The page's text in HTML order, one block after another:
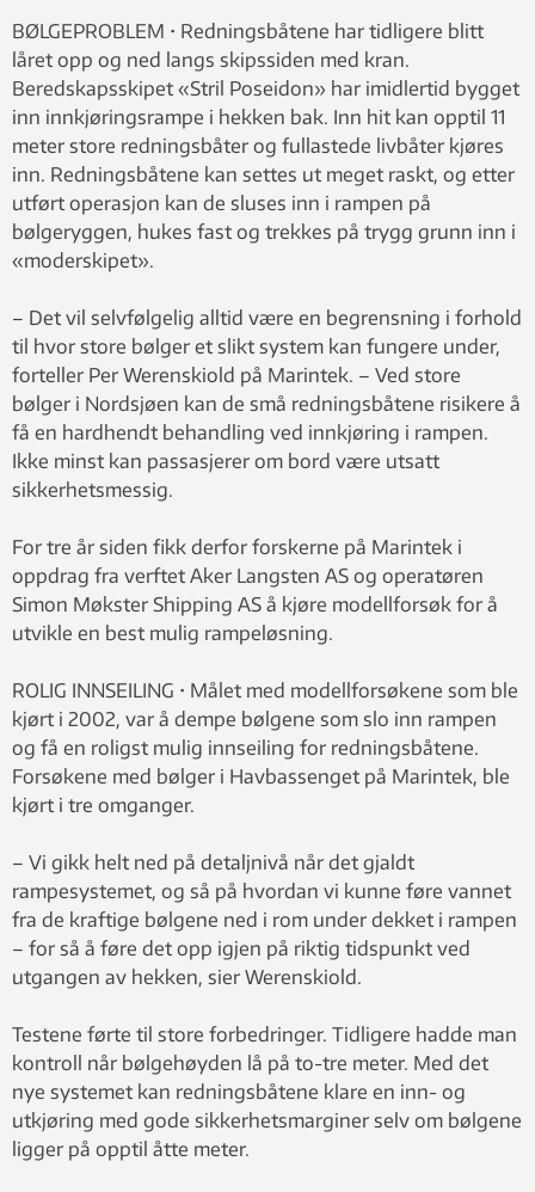
BØLGEPROBLEM • Redningsbåtene har tidligere blitt
låret opp og ned langs skipssiden med kran.
Beredskapsskipet «Stril Poseidon» har imidlertid bygget
inn innkjøringsrampe i hekken bak. Inn hit kan opptil 11
meter store redningsbåter og fullastede livbåter kjøres
inn. Redningsbåtene kan settes ut meget raskt, og etter
utført operasjon kan de sluses inn i rampen på
bølgeryggen, hukes fast og trekkes på trygg grunn inn i
«moderskipet».
– Det vil selvfølgelig alltid være en begrensning i forhold
til hvor store bølger et slikt system kan fungere under,
forteller Per Werenskiold på Marintek. – Ved store
bølger i Nordsjøen kan de små redningsbåtene risikere å
få en hardhendt behandling ved innkjøring i rampen.
Ikke minst kan passasjerer om bord være utsatt
sikkerhetsmessig.
For tre år siden fikk derfor forskerne på Marintek i
oppdrag fra verftet Aker Langsten AS og operatøren
Simon Møkster Shipping AS å kjøre modellforsøk for å
utvikle en best mulig rampeløsning.
ROLIG INNSEILING • Målet med modellforsøkene som ble
kjørt i 2002, var å dempe bølgene som slo inn rampen
og få en roligst mulig innseiling for redningsbåtene.
Forsøkene med bølger i Havbassenget på Marintek, ble
kjørt i tre omganger.
– Vi gikk helt ned på detaljnivå når det gjaldt
rampesystemet, og så på hvordan vi kunne føre vannet
fra de kraftige bølgene ned i rom under dekket i rampen
– for så å føre det opp igjen på riktig tidspunkt ved
utgangen av hekken, sier Werenskiold.
Testene førte til store forbedringer. Tidligere hadde man
kontroll når bølgehøyden lå på to-tre meter. Med det
nye systemet kan redningsbåtene klare en inn- og
utkjøring med gode sikkerhetsmarginer selv om bølgene
ligger på opptil åtte meter.